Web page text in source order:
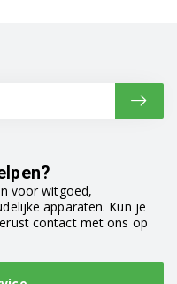
voor witgoed,
apparaten. Kun je
contact met ons op